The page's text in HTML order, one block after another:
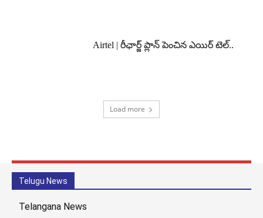
Airtel | రీఛార్జ్ ప్లాన్ పెంచిన ఎయిర్ టెల్..
Load more
Telugu News
Telangana News